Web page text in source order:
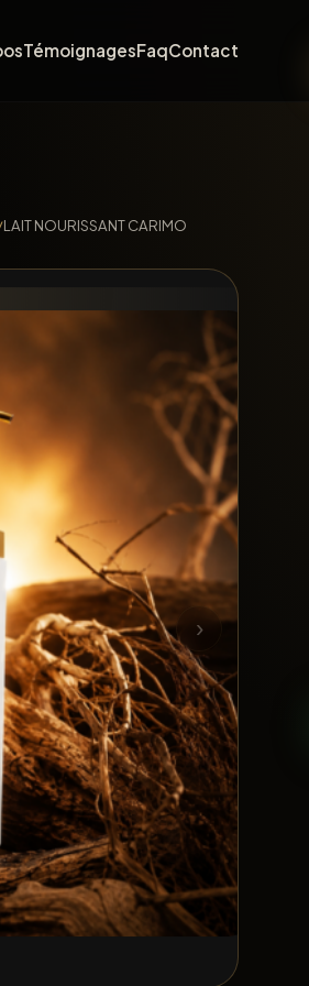
TémoignagesFaqContact
LAIT NOURISSANT CARIMO
›